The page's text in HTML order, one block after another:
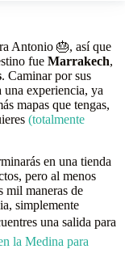
Antonio 🎂, así que
fue Marrakech,
. Caminar por sus
una experiencia, ya
mapas que tengas,
(totalmente
en una tienda
pero al menos
mil maneras de
simplemente
una salida para
la Medina para